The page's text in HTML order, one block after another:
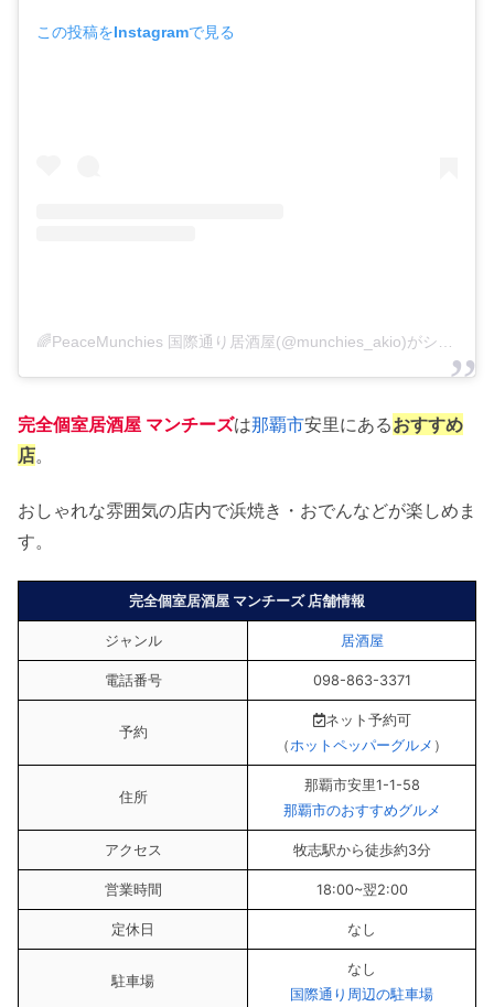
この投稿をInstagramで見る
完全個室居酒屋 マンチーズは那覇市安里にあるおすすめ
店。
おしゃれな雰囲気の店内で浜焼き・おでんなどが楽しめま
す。
完全個室居酒屋 マンチーズ 店舗情報
ジャンル 居酒屋
電話番号 098-863-3371
予約
ネット予約可
（ホットペッパーグルメ ）
住所
那覇市安里1-1-58
那覇市のおすすめグルメ
アクセス 牧志駅から徒歩約3分
営業時間 18:00~翌2:00
定休日 なし
駐車場
なし
国際通り周辺の駐車場